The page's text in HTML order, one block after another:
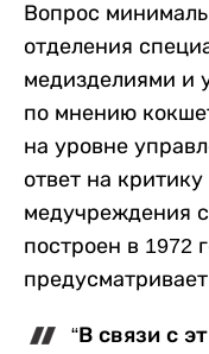
Вопрос
отделения
медизделиями и
по мнению
на уровне
ответ на
медучреждения
построен в 1972
“В связи с